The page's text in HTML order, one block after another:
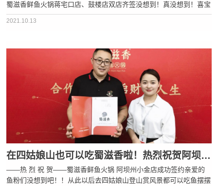
蜀滋香鲜鱼火锅蒋宅口店、鼓楼店双店齐签没想到！真没想到！喜宝
的愿望居然这么快就实现啦！前段时间北京环球影城开放的时候喜宝
2021.10.13
在四姑娘山也可以吃蜀滋香啦！热烈祝贺阿坝州小金店，成功签约！
——热 烈 祝 贺——蜀滋香鲜鱼火锅 阿坝州小金店成功签约亲爱的
鱼粉们没想到吧！！从此以后去四姑娘山登山赏风景都可以吃鱼摆摆